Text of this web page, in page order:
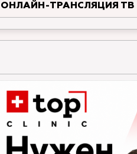
ОНЛАЙН-ТРАНСЛЯЦИЯ ТВ